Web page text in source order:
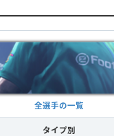
全選手の一覧
タイプ別